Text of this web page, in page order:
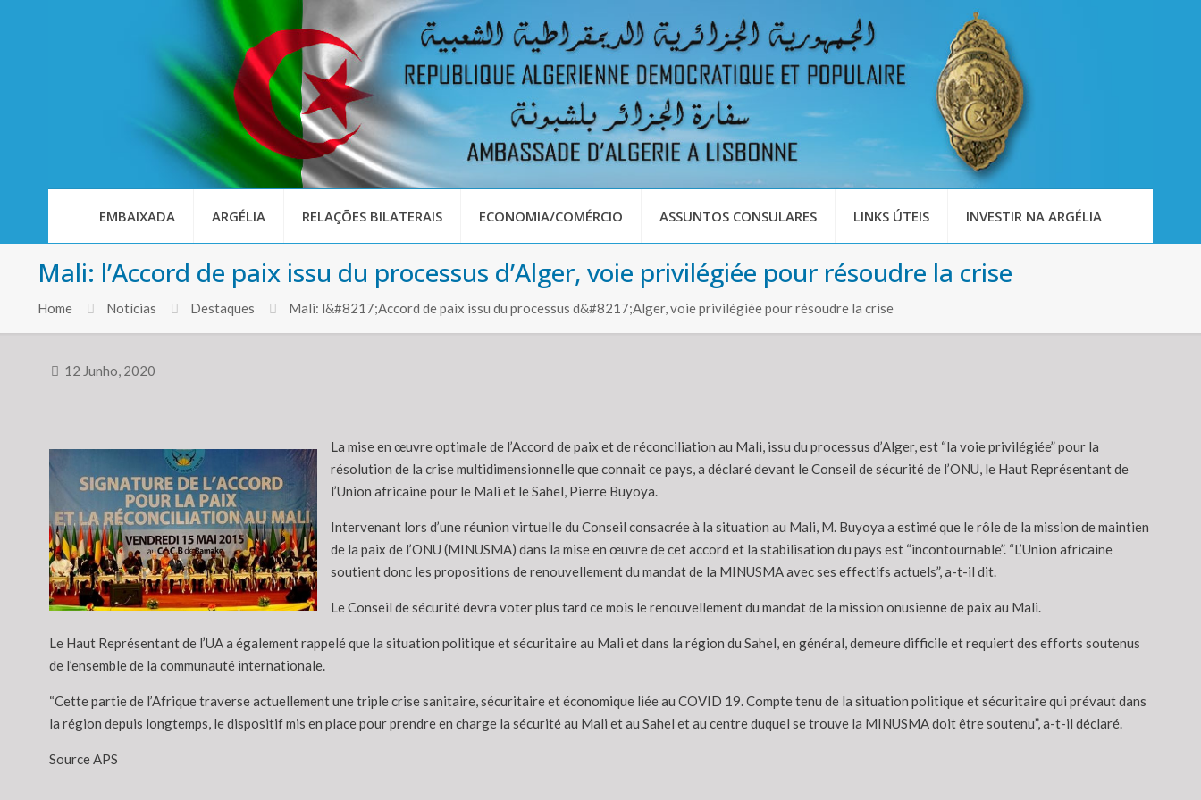
EMBAIXADA ARGÉLIA RELAÇÕES BILATERAIS ECONOMIA/COMÉRCIO ASSUNTOS CONSULARES LINKS ÚTEIS INVESTIR NA ARGÉLIA
Mali: l’Accord de paix issu du processus d’Alger, voie privilégiée pour résoudre la crise
Home Notícias Destaques Mali: l&#8217;Accord de paix issu du processus d&#8217;Alger, voie privilégiée pour résoudre la crise
12 Junho, 2020
La mise en œuvre optimale de l’Accord de paix et de réconciliation au Mali, issu du processus d’Alger, est “la voie privilégiée” pour la
résolution de la crise multidimensionnelle que connait ce pays, a déclaré devant le Conseil de sécurité de l’ONU, le Haut Représentant de
l’Union africaine pour le Mali et le Sahel, Pierre Buyoya.
Intervenant lors d’une réunion virtuelle du Conseil consacrée à la situation au Mali, M. Buyoya a estimé que le rôle de la mission de maintien
de la paix de l’ONU (MINUSMA) dans la mise en œuvre de cet accord et la stabilisation du pays est “incontournable”. “L’Union africaine
soutient donc les propositions de renouvellement du mandat de la MINUSMA avec ses effectifs actuels”, a-t-il dit.
Le Conseil de sécurité devra voter plus tard ce mois le renouvellement du mandat de la mission onusienne de paix au Mali.
Le Haut Représentant de l’UA a également rappelé que la situation politique et sécuritaire au Mali et dans la région du Sahel, en général, demeure difficile et requiert des efforts soutenus
de l’ensemble de la communauté internationale.
“Cette partie de l’Afrique traverse actuellement une triple crise sanitaire, sécuritaire et économique liée au COVID 19. Compte tenu de la situation politique et sécuritaire qui prévaut dans
la région depuis longtemps, le dispositif mis en place pour prendre en charge la sécurité au Mali et au Sahel et au centre duquel se trouve la MINUSMA doit être soutenu”, a-t-il déclaré.
Source APS